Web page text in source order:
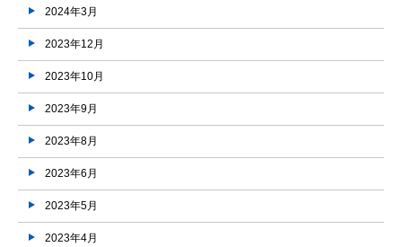
2024年3月
2023年12月
2023年10月
2023年9月
2023年8月
2023年6月
2023年5月
2023年4月